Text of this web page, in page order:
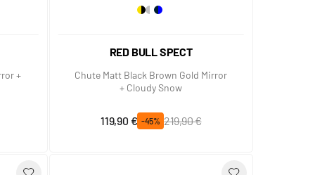
+
RED BULL SPECT
Chute Matt Black Brown Gold Mirror
+ Cloudy Snow
Prix spécial
119,90 € -45%
Prix normal
219,90 €